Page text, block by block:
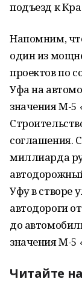
подъезд к
Напомним,
один из
проектов по
Уфа на
значения М-5
соглашения.
миллиарда
Уфу в створе
автодороги
до
значения М-5
Читайте